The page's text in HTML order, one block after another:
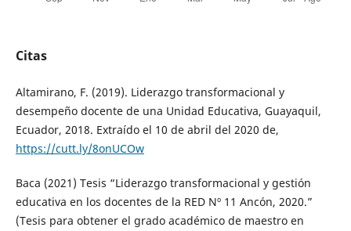
Citas
Altamirano, F. (2019). Liderazgo transformacional y
desempeño docente de una Unidad Educativa, Guayaquil,
Ecuador, 2018. Extraído el 10 de abril del 2020 de,
https://cutt.ly/8onUCOw
Baca (2021) Tesis “Liderazgo transformacional y gestión
educativa en los docentes de la RED Nº 11 Ancón, 2020.”
(Tesis para obtener el grado académico de maestro en